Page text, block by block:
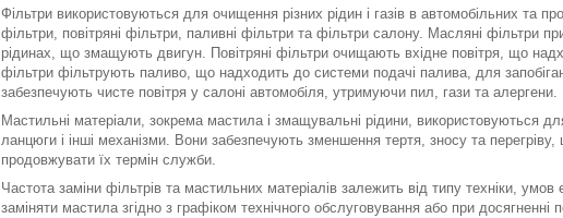
Фільтри використовуються для очищення різних рідин і газів в автомобільних та
фільтри, повітряні фільтри, паливні фільтри та фільтри салону. Масляні фільтри
рідинах, що змащують двигун. Повітряні фільтри очищають вхідне повітря, що
фільтри фільтрують паливо, що надходить до системи подачі палива, для
забезпечують чисте повітря у салоні автомобіля, утримуючи пил, гази та алергени.
Мастильні матеріали, зокрема мастила і змащувальні рідини, використовуються
ланцюги і інші механізми. Вони забезпечують зменшення тертя, зносу та
продовжувати їх термін служби.
Частота заміни фільтрів та мастильних матеріалів залежить від типу техніки,
заміняти мастила згідно з графіком технічного обслуговування або при